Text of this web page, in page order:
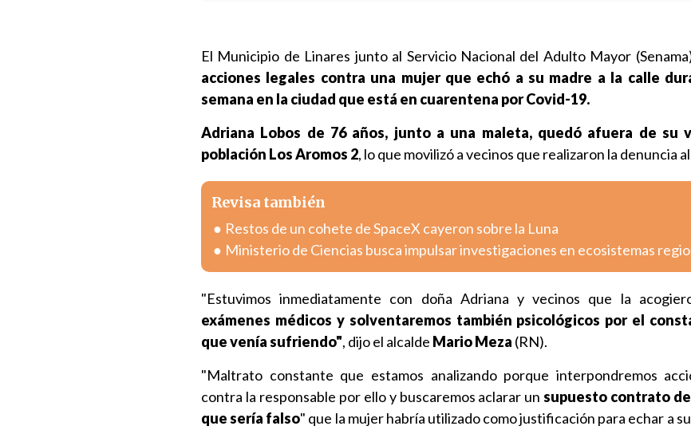
El Municipio de Linares junto al Servicio Nacional del Adulto Mayor
acciones legales contra una mujer que echó a su madre a la calle
semana en la ciudad que está en cuarentena por Covid-19.
Adriana Lobos de 76 años, junto a una maleta, quedó afuera de su
población Los Aromos 2, lo que movilizó a vecinos que realizaron la denuncia
Revisa también
Restos de un cohete de SpaceX cayeron sobre la Luna
Ministerio de Ciencias busca impulsar investigaciones en ecosistemas
"Estuvimos inmediatamente con doña Adriana y vecinos que la
exámenes médicos y solventaremos también psicológicos por el
que venía sufriendo", dijo el alcalde Mario Meza (RN).
"Maltrato constante que estamos analizando porque interpondremos
contra la responsable por ello y buscaremos aclarar un supuesto contrato
que sería falso" que la mujer habría utilizado como justificación para echar a